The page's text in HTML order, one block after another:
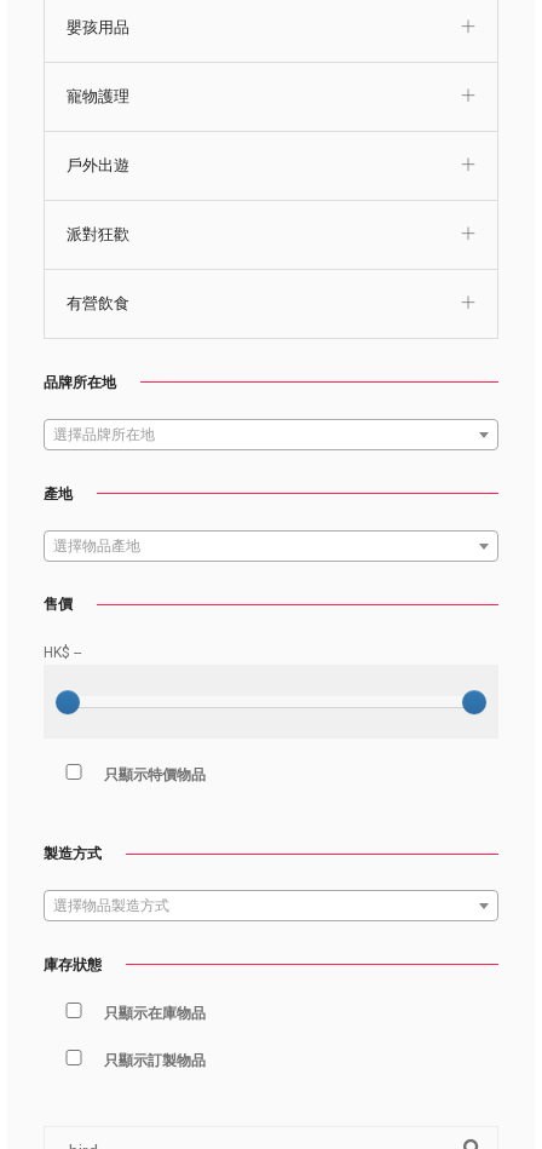
嬰孩用品
寵物護理
戶外出遊
派對狂歡
有營飲食
品牌所在地
選擇品牌所在地
產地
選擇物品產地
售價
HK$ --
只顯示特價物品
製造方式
選擇物品製造方式
庫存狀態
只顯示在庫物品
只顯示訂製物品